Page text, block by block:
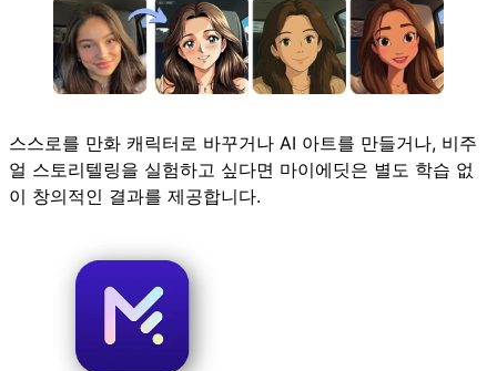
스스로를 만화 캐릭터로 바꾸거나 AI 아트를 만들거나, 비주
얼 스토리텔링을 실험하고 싶다면 마이에딧은 별도 학습 없
이 창의적인 결과를 제공합니다.